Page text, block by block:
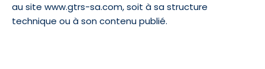
au site www.gtrs-sa.com, soit à sa structure
technique ou à son contenu publié.